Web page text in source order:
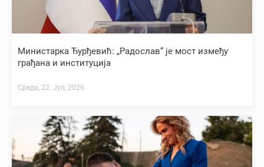
Министарка Ђурђевић: „Радослав“ је мост између
грађана и институција
Среда, 22. Јул, 2026